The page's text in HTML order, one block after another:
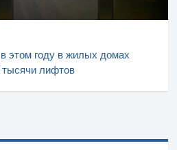
этом году в жилых домах
лифтов